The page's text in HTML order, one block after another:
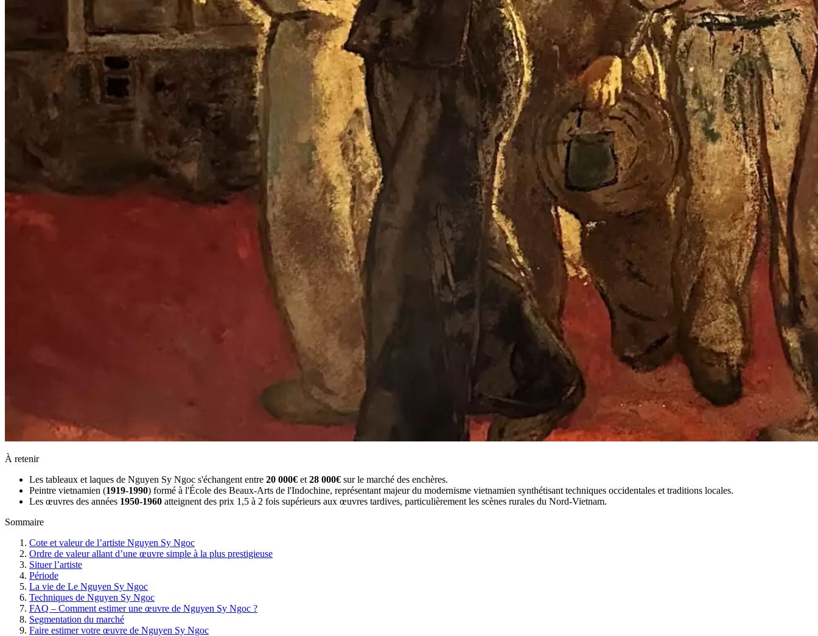
À retenir
Les tableaux et laques de Nguyen Sy Ngoc s'échangent entre 20 000€ et 28 000€ sur le marché des enchères.
Peintre vietnamien (1919-1990) formé à l'École des Beaux-Arts de l'Indochine, représentant majeur du modernisme vietnamien synthétisant techniques occidentales et traditions locales.
Les œuvres des années 1950-1960 atteignent des prix 1,5 à 2 fois supérieurs aux œuvres tardives, particulièrement les scènes rurales du Nord-Vietnam.
Sommaire
Cote et valeur de l’artiste Nguyen Sy Ngoc
Ordre de valeur allant d’une œuvre simple à la plus prestigieuse
Situer l’artiste
Période
La vie de Le Nguyen Sy Ngoc
Techniques de Nguyen Sy Ngoc
FAQ – Comment estimer une œuvre de Nguyen Sy Ngoc ?
Segmentation du marché
Faire estimer votre œuvre de Nguyen Sy Ngoc